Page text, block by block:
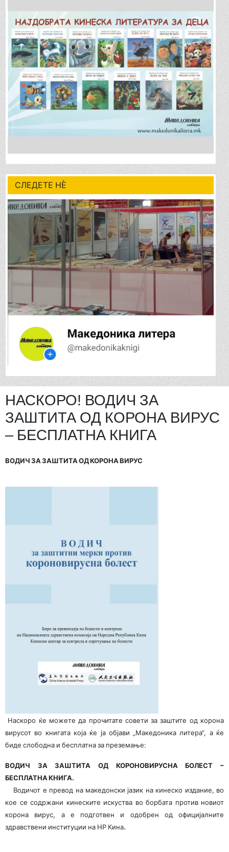
СЛЕДЕТЕ НÈ
НАСКОРО! ВОДИЧ ЗА
ЗАШТИТА ОД КОРОНА ВИРУС
– БЕСПЛАТНА КНИГА
ВОДИЧ ЗА ЗАШТИТА ОД КОРОНА ВИРУС
Наскоро ќе можете да прочитате совети за заштите од корона
вирусот во книгата која ќе ја објави „Македоника литера“, а ќе
биде слободна и бесплатна за преземање:
ВОДИЧ ЗА ЗАШТИТА ОД КОРОНОВИРУСНА БОЛЕСТ –
БЕСПЛАТНА КНИГА.
Водичот е превод на македонски јазик на кинеско издание, во
кое се содржани кинеските искуства во борбата против новиот
корона вирус, а е подготвен и одобрен од официјалните
здравствени институции на НР Кина.